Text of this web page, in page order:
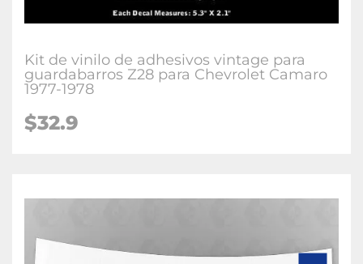
Kit de vinilo de adhesivos vintage para
guardabarros Z28 para Chevrolet Camaro
1977-1978
$32.9